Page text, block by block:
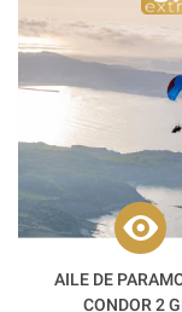
AILE DE
CONDOR 2